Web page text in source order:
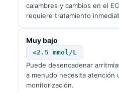
calambres y cambios en el
requiere tratamiento
Muy bajo
<2.5 mmol/L
Puede desencadenar
a menudo necesita atención
monitorización.